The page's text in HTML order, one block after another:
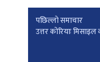
Post
पछिल्लाे समाचार
उत्तर कोरियाः